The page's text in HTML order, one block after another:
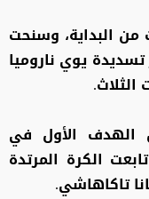
من البداية، وسنحت
تسديدة يوي ناروميا
الهدف الأول في
تابعت الكرة المرتدة
تاكاهاشي.